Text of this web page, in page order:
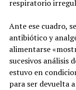
respiratorio
Ante ese cuadro,
antibiótico y
alimentarse
sucesivos análisis
estuvo en
para ser devuelta